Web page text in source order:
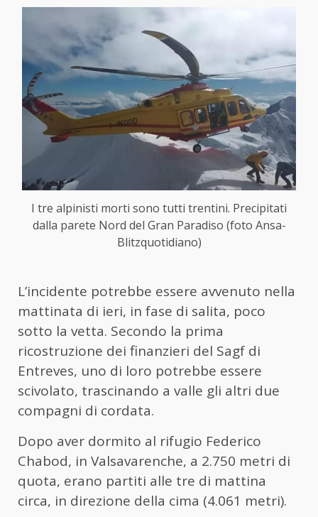
I tre alpinisti morti sono tutti trentini. Precipitati
dalla parete Nord del Gran Paradiso (foto Ansa-
Blitzquotidiano)
L’incidente potrebbe essere avvenuto nella
mattinata di ieri, in fase di salita, poco
sotto la vetta. Secondo la prima
ricostruzione dei finanzieri del Sagf di
Entreves, uno di loro potrebbe essere
scivolato, trascinando a valle gli altri due
compagni di cordata.
Dopo aver dormito al rifugio Federico
Chabod, in Valsavarenche, a 2.750 metri di
quota, erano partiti alle tre di mattina
circa, in direzione della cima (4.061 metri).